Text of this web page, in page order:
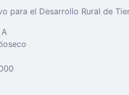
para el Desarrollo Rural de